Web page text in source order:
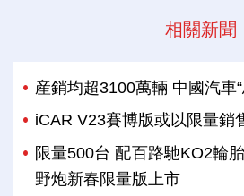
相關新聞
産銷均超3100萬輛 中國汽車
iCAR V23賽博版或以限量銷
限量500台 配百路馳KO2輪
野炮新春限量版上市